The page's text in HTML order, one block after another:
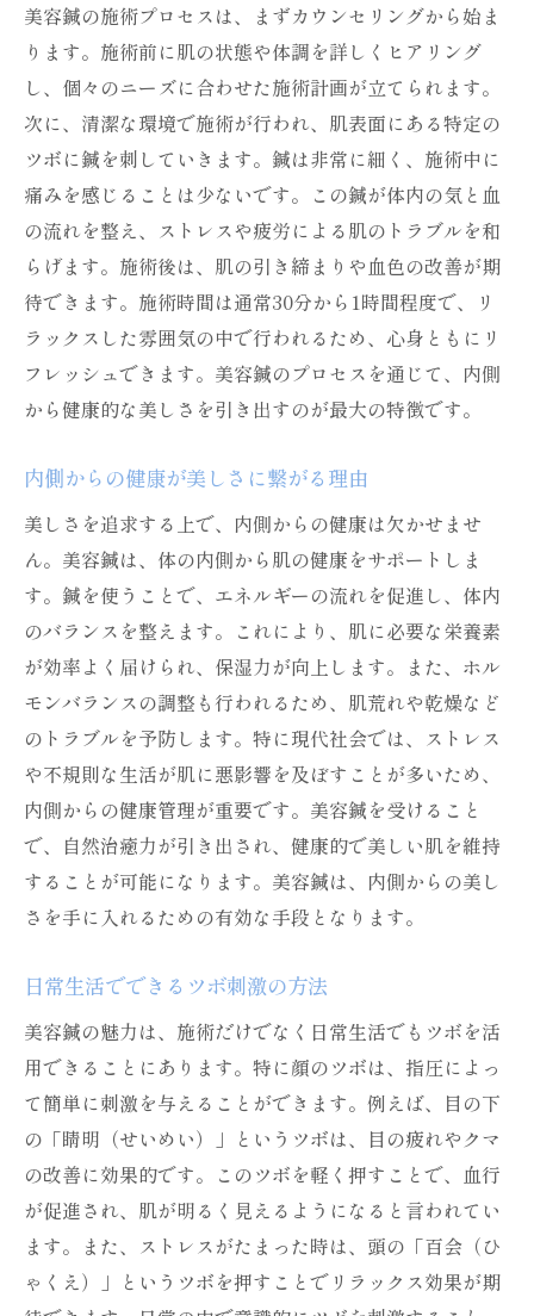
美容鍼でストレスと疲れを撃退し肌をリフレッ
シュ
美容鍼でリセットするメンタルヘルス
疲労回復に美容鍼が有効な理由
美容鍼による即効性のあるリフレッシュ法
ストレスケアと美肌を両立する秘訣
疲労が肌に与える影響を軽減する方法
ストレスと疲労に負けない肌作り
美容鍼のツボで健康的で輝く肌を手に入れる
美容鍼で得る健康美の基礎知識
健康と美を両立する美容鍼の役割
美容鍼で肌に新しいライフスタイルを
内側から輝きを取り戻すための習慣
美容鍼が叶える理想の肌とは
美容鍼がもたらす肌の変化とその驚きの効果
美容鍼の驚くべき肌効果を知る
施術後の肌変化を実感する方法
美容鍼で肌質が変わる過程
実際の施術体験談から学ぶ効果
美容鍼の効果を最大化するヒント
美肌のための美容鍼の長期的効果
ツボを活用した美容鍼で肌に新たな輝きをプラ
美容鍼で肌に輝きを与えるメカニズム
ツボを活用した美容鍼施術の詳細
新たな美容法としての美容鍼の可能性
美容鍼で長持ちする美しさを手に入れる
未来の肌を作るための革新的アプローチ
美容鍼で持続する輝く肌の維持方法
美容鍼の施術プロセスは、まずカウンセリングから始ま
ります。施術前に肌の状態や体調を詳しくヒアリング
し、個々のニーズに合わせた施術計画が立てられます。
次に、清潔な環境で施術が行われ、肌表面にある特定の
ツボに鍼を刺していきます。鍼は非常に細く、施術中に
痛みを感じることは少ないです。この鍼が体内の気と血
の流れを整え、ストレスや疲労による肌のトラブルを和
らげます。施術後は、肌の引き締まりや血色の改善が期
待できます。施術時間は通常30分から1時間程度で、リ
ラックスした雰囲気の中で行われるため、心身ともにリ
フレッシュできます。美容鍼のプロセスを通じて、内側
から健康的な美しさを引き出すのが最大の特徴です。
内側からの健康が美しさに繋がる理由
美しさを追求する上で、内側からの健康は欠かせませ
ん。美容鍼は、体の内側から肌の健康をサポートしま
す。鍼を使うことで、エネルギーの流れを促進し、体内
のバランスを整えます。これにより、肌に必要な栄養素
が効率よく届けられ、保湿力が向上します。また、ホル
モンバランスの調整も行われるため、肌荒れや乾燥など
のトラブルを予防します。特に現代社会では、ストレス
や不規則な生活が肌に悪影響を及ぼすことが多いため、
内側からの健康管理が重要です。美容鍼を受けること
で、自然治癒力が引き出され、健康的で美しい肌を維持
することが可能になります。美容鍼は、内側からの美し
さを手に入れるための有効な手段となります。
日常生活でできるツボ刺激の方法
美容鍼の魅力は、施術だけでなく日常生活でもツボを活
用できることにあります。特に顔のツボは、指圧によっ
て簡単に刺激を与えることができます。例えば、目の下
の「睛明（せいめい）」というツボは、目の疲れやクマ
の改善に効果的です。このツボを軽く押すことで、血行
が促進され、肌が明るく見えるようになると言われてい
ます。また、ストレスがたまった時は、頭の「百会（ひ
ゃくえ）」というツボを押すことでリラックス効果が期